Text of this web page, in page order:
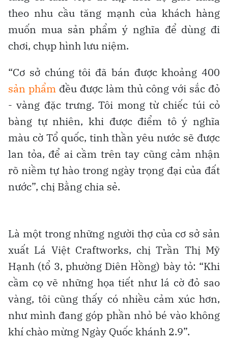
theo nhu cầu tăng mạnh của khách hàng
muốn mua sản phẩm ý nghĩa để dùng đi
chơi, chụp hình lưu niệm.
“Cơ sở chúng tôi đã bán được khoảng 400
sản phẩm đều được làm thủ công với sắc đỏ
- vàng đặc trưng. Tôi mong từ chiếc túi cỏ
bàng tự nhiên, khi được điểm tô ý nghĩa
màu cờ Tổ quốc, tinh thần yêu nước sẽ được
lan tỏa, để ai cầm trên tay cũng cảm nhận
rõ niềm tự hào trong ngày trọng đại của đất
nước”, chị Bằng chia sẻ.
Là một trong những người thợ của cơ sở sản
xuất Lá Việt Craftworks, chị Trần Thị Mỹ
Hạnh (tổ 3, phường Diên Hồng) bày tỏ: “Khi
cầm cọ vẽ những họa tiết như lá cờ đỏ sao
vàng, tôi cũng thấy có nhiều cảm xúc hơn,
như mình đang góp phần nhỏ bé vào không
khí chào mừng Ngày Quốc khánh 2.9”.